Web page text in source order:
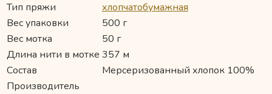
Тип пряжи
хлопчатобумажная
Вес упаковки
500 г
Вес мотка
50 г
Длина нити в мотке 357 м
Состав
Мерсеризованный хлопок 100%
Производитель